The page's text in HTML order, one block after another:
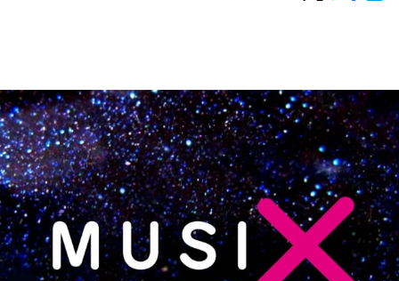
トピックス
TBS Podcast
お知らせ
イベント・グッズ
YouTube
会社情報